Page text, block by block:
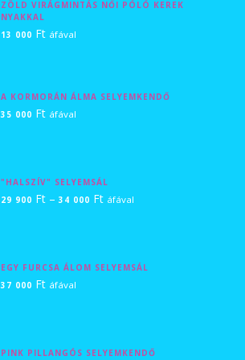
ZÖLD VIRÁGMINTÁS NŐI PÓLÓ KEREK
NYAKKAL
13 000 Ft áfával
A KORMORÁN ÁLMA SELYEMKENDŐ
35 000 Ft áfával
"HALSZÍV" SELYEMSÁL
29 900 Ft – 34 000 FtÁrtartomány:
áfával
EGY FURCSA ÁLOM SELYEMSÁL
37 000 Ft áfával
PINK PILLANGÓS SELYEMKENDŐ